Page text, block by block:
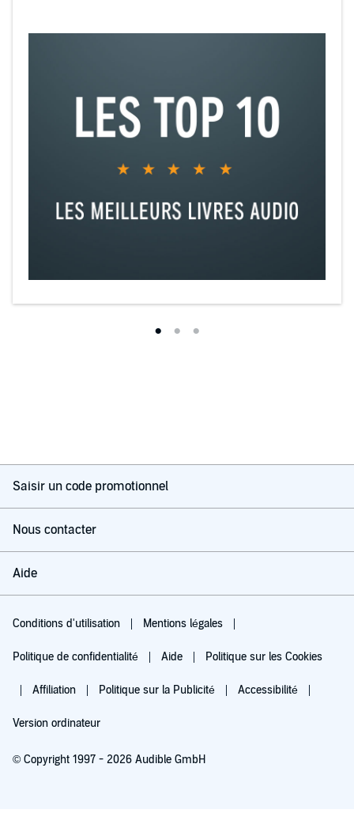
Saisir un code promotionnel
Nous contacter
Aide
Conditions d'utilisation Mentions légales
Politique de confidentialité Aide Politique sur les Cookies
Affiliation Politique sur la Publicité Accessibilité
Version ordinateur
© Copyright 1997 - 2026 Audible GmbH